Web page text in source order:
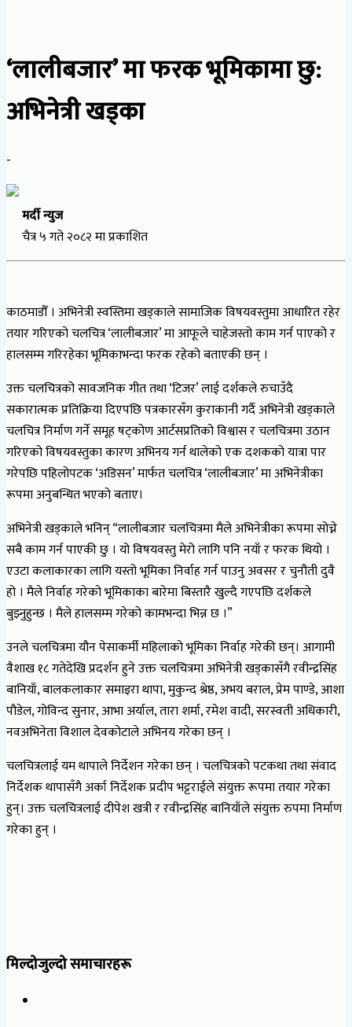
‘लालीबजार’ मा फरक भूमिकामा छु:
अभिनेत्री खड्का
-
मर्दी न्युज
चैत्र ५ गते २०८२ मा प्रकाशित
काठमाडौँ । अभिनेत्री स्वस्तिमा खड्काले सामाजिक विषयवस्तुमा आधारित रहेर
तयार गरिएको चलचित्र ‘लालीबजार’ मा आफूले चाहेजस्तो काम गर्न पाएको र
हालसम्म गरिरहेका भूमिकाभन्दा फरक रहेको बताएकी छन् ।
उक्त चलचित्रको सावजनिक गीत तथा ‘टिजर’ लाई दर्शकले रुचाउँदै
सकारात्मक प्रतिक्रिया दिएपछि पत्रकारसँग कुराकानी गर्दै अभिनेत्री खड्काले
चलचित्र निर्माण गर्ने समूह षट्कोण आर्टसप्रतिको विश्वास र चलचित्रमा उठान
गरिएको विषयवस्तुका कारण अभिनय गर्न थालेको एक दशकको यात्रा पार
गरेपछि पहिलोपटक ‘अडिसन’ मार्फत चलचित्र ‘लालीबजार’ मा अभिनेत्रीका
रूपमा अनुबन्धित भएको बताए।
अभिनेत्री खड्काले भनिन् “लालीबजार चलचित्रमा मैले अभिनेत्रीका रूपमा सोच्ने
सबै काम गर्न पाएकी छु । यो विषयवस्तु मेरो लागि पनि नयाँ र फरक थियो ।
एउटा कलाकारका लागि यस्तो भूमिका निर्वाह गर्न पाउनु अवसर र चुनौती दुवै
हो । मैले निर्वाह गरेको भूमिकाका बारेमा बिस्तारै खुल्दै गएपछि दर्शकले
बुझ्नुहुन्छ । मैले हालसम्म गरेको कामभन्दा भिन्न छ ।”
उनले चलचित्रमा यौन पेसाकर्मी महिलाको भूमिका निर्वाह गरेकी छन्। आगामी
वैशाख १८ गतेदेखि प्रदर्शन हुने उक्त चलचित्रमा अभिनेत्री खड्कासँगै रवीन्द्रसिंह
बानियाँ, बालकलाकार समाइरा थापा, मुकुन्द श्रेष्ठ, अभय बराल, प्रेम पाण्डे, आशा
पौडेल, गोविन्द सुनार, आभा अर्याल, तारा शर्मा, रमेश वादी, सरस्वती अधिकारी,
नवअभिनेता विशाल देवकोटाले अभिनय गरेका छन् ।
चलचित्रलाई यम थापाले निर्देशन गरेका छन् । चलचित्रको पटकथा तथा संवाद
निर्देशक थापासँगै अर्का निर्देशक प्रदीप भट्टराईले संयुक्त रूपमा तयार गरेका
हुन्। उक्त चलचित्रलाई दीपेश खत्री र रवीन्द्रसिंह बानियाँले संयुक्त रुपमा निर्माण
गरेका हुन् ।
मिल्दोजुल्दो समाचारहरू